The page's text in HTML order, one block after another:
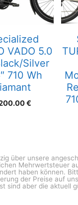
VADO 5.0
Silver
710 Wh
€
über unsere
Mehrwertsteuer
haben können.
der Preise auf
sind aber die aktuell